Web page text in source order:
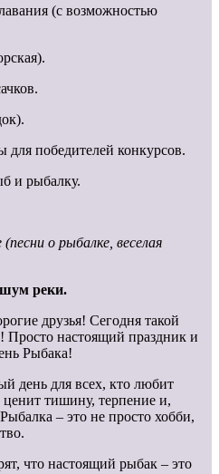
(с возможностью
победителей конкурсов.
и рыбалку.
о рыбалке, веселая
реки.
друзья! Сегодня такой
Просто настоящий праздник и
Рыбака!
день для всех, кто любит
тишину, терпение и,
– это не просто хобби,
что настоящий рыбак – это